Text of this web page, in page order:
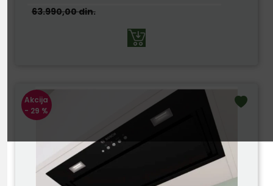
63.990,00din.
Akcija
- 29 %